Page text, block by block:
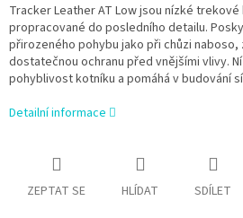
Tracker Leather AT Low jsou nízké
propracované do posledního detailu.
přirozeného pohybu jako při chůzi naboso,
dostatečnou ochranu před vnějšími vlivy.
pohyblivost kotníku a pomáhá v budování
Detailní informace
ZEPTAT SE HLÍDAT SDÍLET